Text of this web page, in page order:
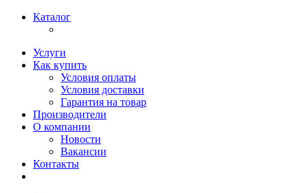
Каталог
Услуги
Как купить
Условия оплаты
Условия доставки
Гарантия на товар
Производители
О компании
Новости
Вакансии
Контакты